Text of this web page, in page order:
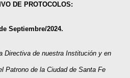
DE PROTOCOLOS:
Septiembre/2024.
Directiva de nuestra Institución y en
Patrono de la Ciudad de Santa Fe